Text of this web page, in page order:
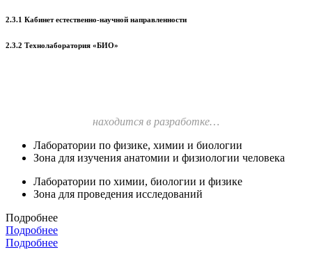
2.3.1 Кабинет естественно-научной направленности
2.3.2 Технолаборатория «БИО»
находится в разработке…
Лаборатории по физике, химии и биологии
Зона для изучения анатомии и физиологии человека
Лаборатории по химии, биологии и физике
Зона для проведения исследований
Подробнее
Подробнее
Подробнее